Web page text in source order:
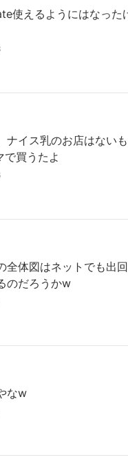
使えるようにはなっ
ナイス乳のお店はない
で買うたよ
全体図はネットでも出
のだろうかw
なw